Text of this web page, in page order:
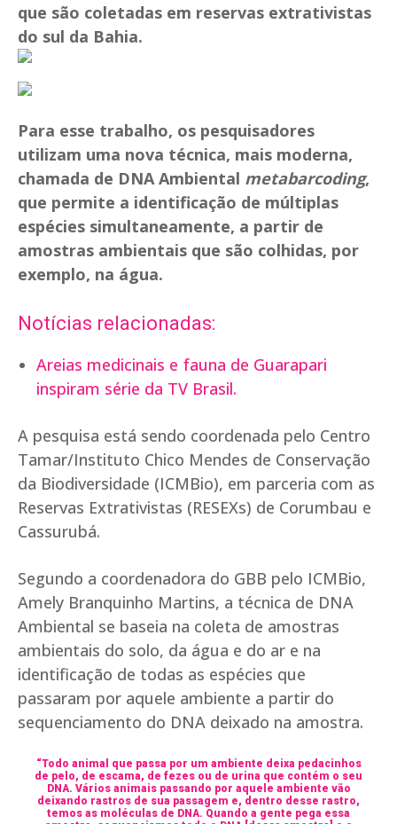
que são coletadas em reservas extrativistas
do sul da Bahia.
Para esse trabalho, os pesquisadores
utilizam uma nova técnica, mais moderna,
chamada de DNA Ambiental metabarcoding,
que permite a identificação de múltiplas
espécies simultaneamente, a partir de
amostras ambientais que são colhidas, por
exemplo, na água.
Notícias relacionadas:
Areias medicinais e fauna de Guarapari
inspiram série da TV Brasil.
A pesquisa está sendo coordenada pelo Centro
Tamar/Instituto Chico Mendes de Conservação
da Biodiversidade (ICMBio), em parceria com as
Reservas Extrativistas (RESEXs) de Corumbau e
Cassurubá.
Segundo a coordenadora do GBB pelo ICMBio,
Amely Branquinho Martins, a técnica de DNA
Ambiental se baseia na coleta de amostras
ambientais do solo, da água e do ar e na
identificação de todas as espécies que
passaram por aquele ambiente a partir do
sequenciamento do DNA deixado na amostra.
“Todo animal que passa por um ambiente deixa pedacinhos
de pelo, de escama, de fezes ou de urina que contém o seu
DNA. Vários animais passando por aquele ambiente vão
deixando rastros de sua passagem e, dentro desse rastro,
temos as moléculas de DNA. Quando a gente pega essa